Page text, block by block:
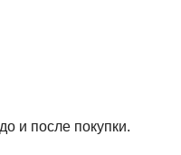
и после покупки.